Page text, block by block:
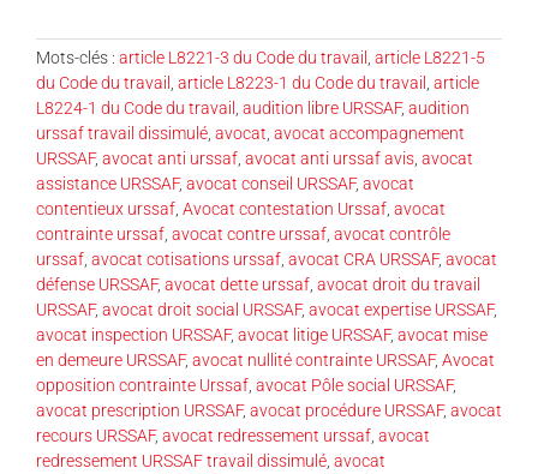
Mots-clés : article L8221-3 du Code du travail article L8221-5
du Code du travail article L8223-1 du Code du travail article
L8224-1 du Code du travail audition libre URSSAF, audition
urssaf travail dissimulé avocat avocat accompagnement
URSSAF, avocat anti urssaf avocat anti urssaf avis avocat
assistance URSSAF, avocat conseil URSSAF, avocat
contentieux urssaf Avocat contestation Urssaf avocat
contrainte urssaf avocat contre urssaf avocat contrôle
urssaf avocat cotisations urssaf avocat CRA URSSAF, avocat
défense URSSAF, avocat dette urssaf avocat droit du travail
URSSAF, avocat droit social URSSAF, avocat expertise URSSAF,
avocat inspection URSSAF, avocat litige URSSAF, avocat mise
en demeure URSSAF, avocat nullité contrainte URSSAF, Avocat
opposition contrainte Urssaf avocat Pôle social URSSAF,
avocat prescription URSSAF, avocat procédure URSSAF, avocat
recours URSSAF, avocat redressement urssaf avocat
redressement URSSAF travail dissimulé avocat